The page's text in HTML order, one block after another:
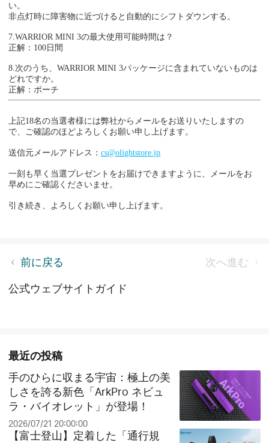
い。
非点灯時に障害物に近づけると自動的にシフトダウンする。
7.WARRIOR MINI 3の最大使用可能時間は？
正解：100日間
8.次のうち、WARRIOR MINI 3パッケージに含まれていないものは
どれですか。
正解：ポーチ
上記18名の当選者様には弊社からメールをお送りいたしますの
で、ご確認のほどよろしくお願い申し上げます。
送信元メールアドレス：cs@olightstore.jp
一刻も早く当選プレゼントをお届けできますように、メールをお
早めにご確認くださいませ。
引き続き、よろしくお願い申し上げます。
前に戻る 次へ進む
Olight製品へのご意見・ご要望
公式ウェブサイトガイド
最近の投稿
手のひらに収まる宇宙：極上の美
しさを誇る新色「ArkPro ネビュ
ラ・バイオレット」が登場！
2026/07/21 20:00:00
【富士登山】定着した「通行規